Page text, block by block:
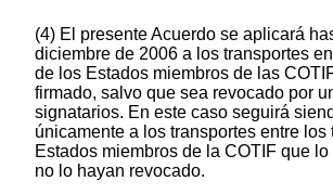
(4) El presente Acuerdo se aplicará
diciembre de 2006 a los transportes
de los Estados miembros de las
firmado, salvo que sea revocado por
signatarios. En este caso seguirá
únicamente a los transportes entre los
Estados miembros de la COTIF que
no lo hayan revocado.